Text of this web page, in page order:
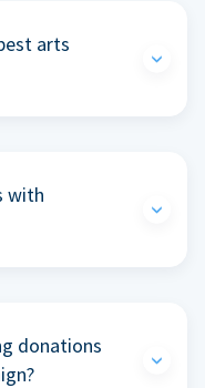
arts
with
donations